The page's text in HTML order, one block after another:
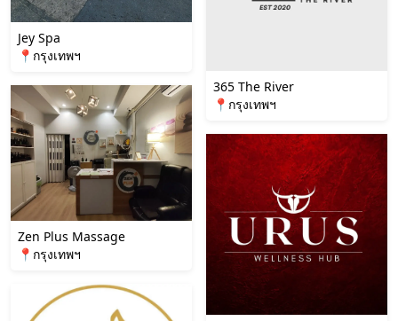
Jey Spa
📍กรุงเทพฯ
Zen Plus Massage
📍กรุงเทพฯ
365 The River
📍กรุงเทพฯ